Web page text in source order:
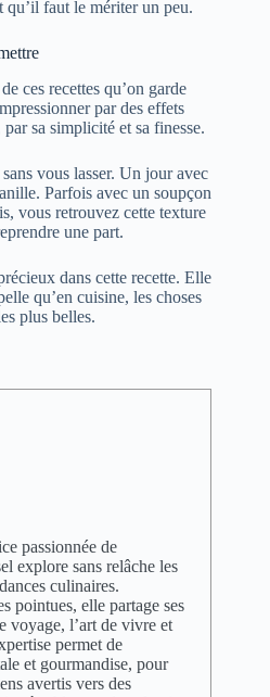
qu’il faut le mériter un peu.
ces recettes qu’on garde
par des effets
sa simplicité et sa finesse.
vous lasser. Un jour avec
Parfois avec un soupçon
vous retrouvez cette texture
une part.
dans cette recette. Elle
qu’en cuisine, les choses
plus belles.
passionnée de
explore sans relâche les
culinaires.
pointues, elle partage ses
voyage, l’art de vivre et
permet de
et gourmandise, pour
avertis vers des